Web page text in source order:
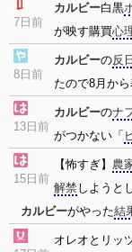
7日前
カルビー白黒
が映す購買心
8日前
カルビーの反日
たので8月か
13日前
カルビーのナ
がつかない「
15日前
【怖すぎ】 農
解禁 しようと
カルビーがやった結
オレオとリッ